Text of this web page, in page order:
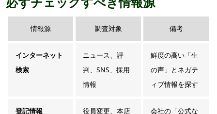
情報源 調査対象 備考
インターネット
検索
ニュース、評
判、SNS、採用
情報
鮮度の高い「生
の声」とネガテ
ィブ情報を探す
登記情報
役員変更、本店
会社の「公式な